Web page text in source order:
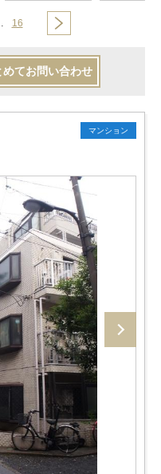
16
めてお問い合わせ
マンション